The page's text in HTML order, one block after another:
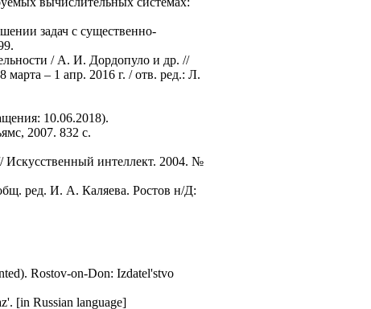
задач с существенно-
/ А. И. Дордопуло и др. //
– 1 апр. 2016 г. / отв. ред.: Л.
10.06.2018).
2007. 832 с.
Искусственный интеллект. 2004. №
ред. И. А. Каляева. Ростов н/Д:
Rostov-on-Don: Izdatel'stvo
[in Russian language]